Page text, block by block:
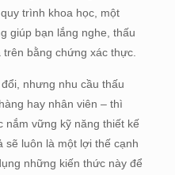
trình khoa học, một
giúp bạn lắng nghe, thấu
bằng chứng xác thực.
nhưng nhu cầu thấu
hay nhân viên – thì
nắm vững kỹ năng thiết kế
sẽ luôn là một lợi thế cạnh
những kiến thức này để